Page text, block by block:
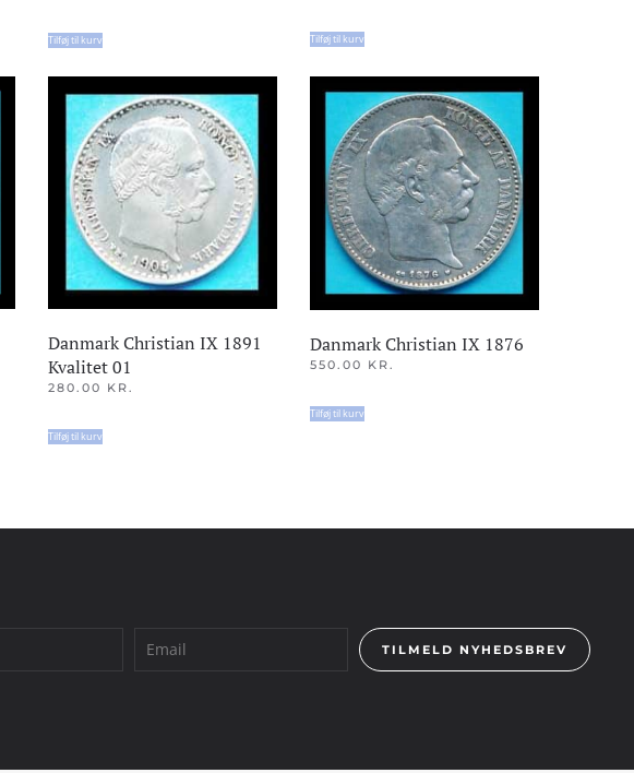
Tilføj til kurv Tilføj til kurv
Danmark Christian IX 1891
Kvalitet 01
280.00 KR.
Tilføj til kurv
Danmark Christian IX 1876
550.00 KR.
Tilføj til kurv
TILMELD NYHEDSBREV